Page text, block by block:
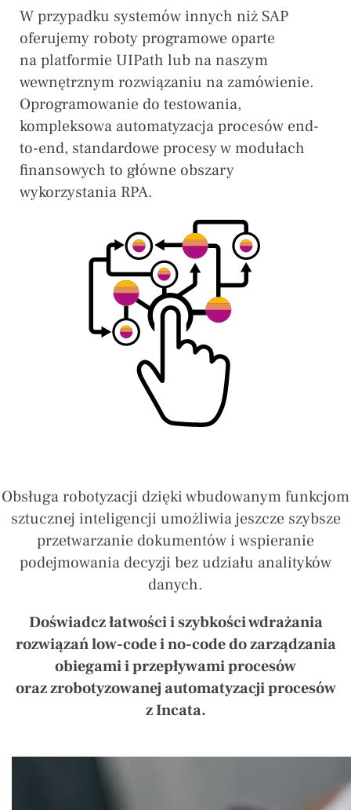
W przypadku systemów innych niż SAP
oferujemy roboty programowe oparte
na platformie UIPath lub na naszym
wewnętrznym rozwiązaniu na zamówienie.
Oprogramowanie do testowania,
kompleksowa automatyzacja procesów end-
to-end, standardowe procesy w modułach
finansowych to główne obszary
wykorzystania RPA.
Obsługa robotyzacji dzięki wbudowanym funkcjom
sztucznej inteligencji umożliwia jeszcze szybsze
przetwarzanie dokumentów i wspieranie
podejmowania decyzji bez udziału analityków
danych.
Doświadcz łatwości i szybkości wdrażania
rozwiązań low-code i no-code do zarządzania
obiegami i przepływami procesów
oraz zrobotyzowanej automatyzacji procesów
z Incata.